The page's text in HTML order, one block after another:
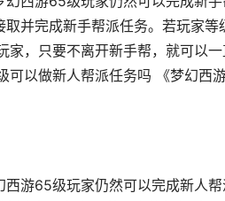
取并完成新手帮派任务。若玩家
家，只要不离开新手帮，就可以
可以做新人帮派任务吗 《梦幻西
西游65级玩家仍然可以完成新人